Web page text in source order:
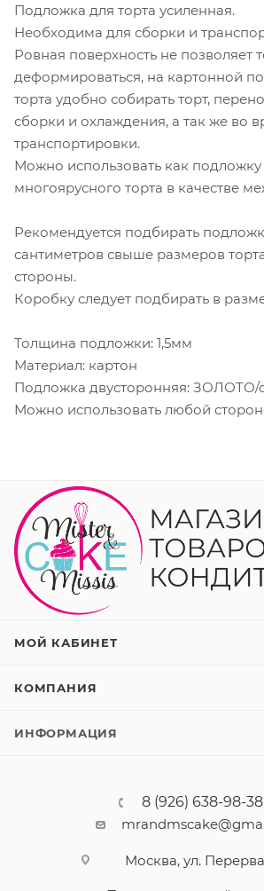
Подложка для торта усиленная.
Необходима для сборки и
Ровная поверхность не позволяет
деформироваться, на картонной
торта удобно собирать торт,
сборки и охлаждения, а так же во
транспортировки.
Можно использовать как подложку
многоярусного торта в качестве
Рекомендуется подбирать
сантиметров свыше размеров
стороны.
Коробку следует подбирать в
Толщина подложки: 1,5мм
Материал: картон
Подложка двусторонняя: ЗОЛОТО/
Можно использовать любой
МОЙ КАБИНЕТ
КОМПАНИЯ
ИНФОРМАЦИЯ
8 (926) 638-98-38
Москва, ул.